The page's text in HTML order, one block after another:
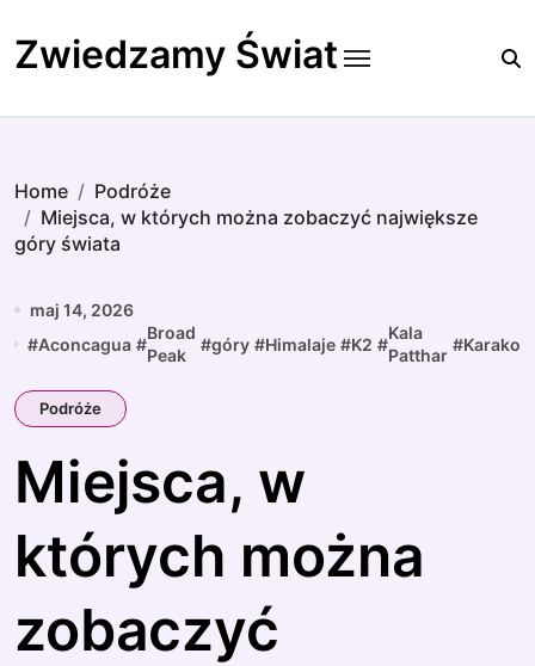
to
content
Zwiedzamy Świat
Home
Podróże
Miejsca, w których można zobaczyć największe
góry świata
maj 14, 2026
#Aconcagua #
Broad
Peak
#góry #Himalaje #K2 #
Kala
Patthar
#
Podróże
Miejsca, w
których można
zobaczyć